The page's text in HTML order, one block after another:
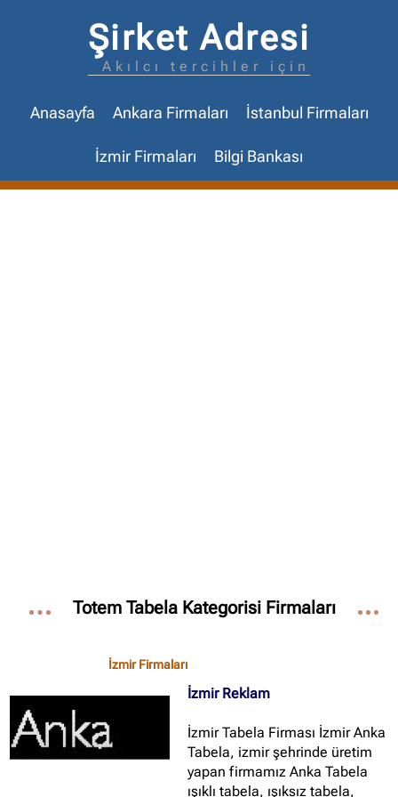
Şirket Adresi
Akılcı tercihler için
Anasayfa Ankara Firmaları İstanbul Firmaları
İzmir Firmaları Bilgi Bankası
Totem Tabela Kategorisi Firmaları
İzmir Firmaları
İzmir Reklam
İzmir Tabela Firması İzmir Anka
Tabela, izmir şehrinde üretim
yapan firmamız Anka Tabela
ışıklı tabela, ışıksız tabela,
İzmir Firmaları